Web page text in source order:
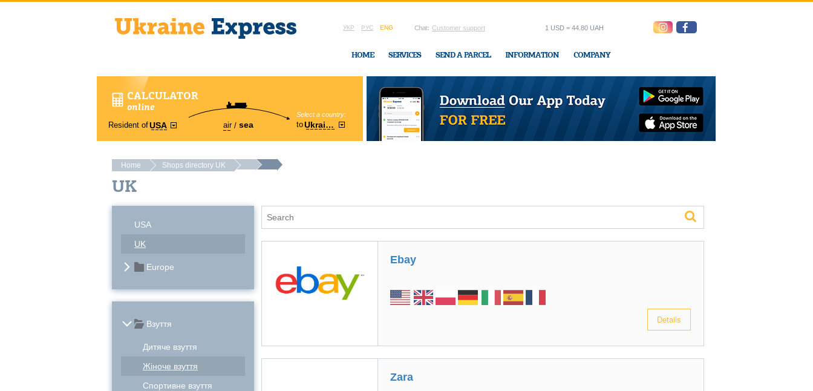
УКР РУС ENG Chat: Customer support
HOME SERVICES SEND A PARCEL INFORMATION COMPANY
1 USD = 44.80 UAH
CALCULATOR
online
Resident ofUSA air sea
Select a country:
toUkraine
Region:
Cherkasy In Ukraine-Express office
Home Shops directory UK
UK
USA
UK
Europe
Взуття
Дитяче взуття
Жіноче взуття
Спортивне взуття
Ebay
Details
Zara